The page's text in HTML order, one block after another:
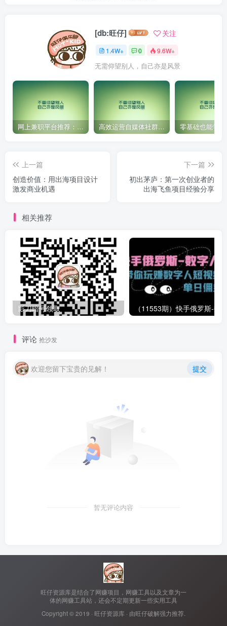
[db:旺仔] 关注
1.4W+ 0 9.6W+
无需仰望别人，自己亦是风景
网上兼职平台推荐：国外网赚任务！ 高效运营自媒体社群，让内容更有价值！
上一篇
创造价值：用出海项目设计
激发商业机遇
下一篇
初出茅庐：第一次创业者的
出海飞鱼项目经验分享
相关推荐
影刀暗号领取
评论 抢沙发
欢迎您留下宝贵的见解！ 提交
暂无评论内容
旺仔资源库是结合了网赚项目，网赚工具以及文章为一
体的网赚工具站，还会不定期更新一些实用工具
Copyright © 2019 · 旺仔资源库 · 由旺仔破解强力推荐.